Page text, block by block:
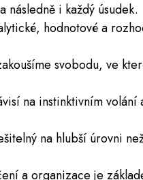
následně i každý úsudek.
hodnotové a
svobodu, ve
na instinktivním volání
na hlubší úrovni
a organizace je